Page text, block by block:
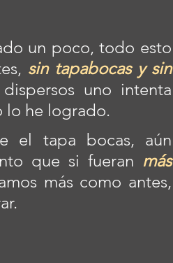
un poco, todo esto
sin tapabocas y sin
uno intenta
lo he logrado.
el tapa bocas, aún
que si fueran más
más como antes,